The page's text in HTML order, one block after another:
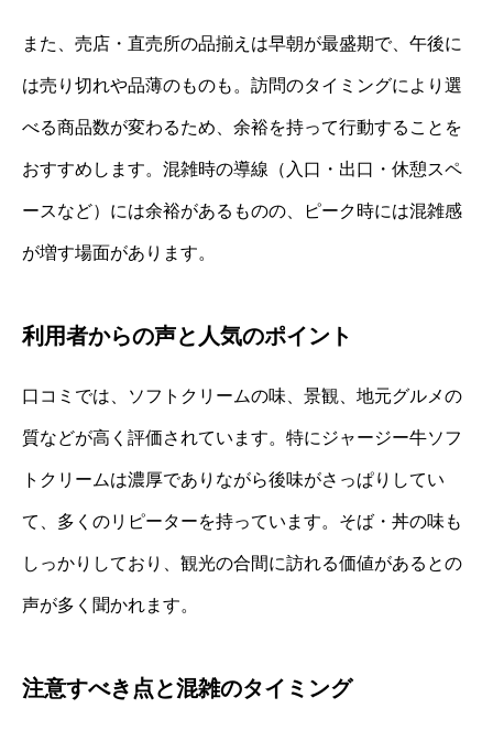
また、売店・直売所の品揃えは早朝が最盛期で、午後に
は売り切れや品薄のものも。訪問のタイミングにより選
べる商品数が変わるため、余裕を持って行動することを
おすすめします。混雑時の導線（入口・出口・休憩スペ
ースなど）には余裕があるものの、ピーク時には混雑感
が増す場面があります。
利用者からの声と人気のポイント
口コミでは、ソフトクリームの味、景観、地元グルメの
質などが高く評価されています。特にジャージー牛ソフ
トクリームは濃厚でありながら後味がさっぱりしてい
て、多くのリピーターを持っています。そば・丼の味も
しっかりしており、観光の合間に訪れる価値があるとの
声が多く聞かれます。
注意すべき点と混雑のタイミング